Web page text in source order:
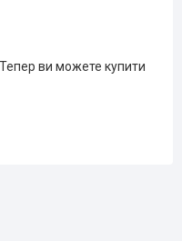
Тепер ви можете купити